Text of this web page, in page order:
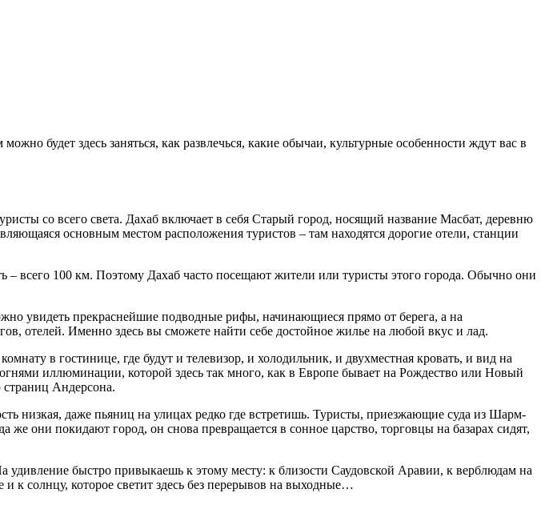
будет здесь заняться, как развлечься, какие обычаи, культурные особенности ждут вас в
со всего света. Дахаб включает в себя Старый город, носящий название Масбат, деревню
основным местом расположения туристов – там находятся дорогие отели, станции
всего 100 км. Поэтому Дахаб часто посещают жители или туристы этого города. Обычно они
увидеть прекраснейшие подводные рифы, начинающиеся прямо от берега, а на
отелей. Именно здесь вы сможете найти себе достойное жилье на любой вкус и лад.
в гостинице, где будут и телевизор, и холодильник, и двухместная кровать, и вид на
иллюминации, которой здесь так много, как в Европе бывает на Рождество или Новый
страниц Андерсона.
низкая, даже пьяниц на улицах редко где встретишь. Туристы, приезжающие суда из Шарм-
они покидают город, он снова превращается в сонное царство, торговцы на базарах сидят,
быстро привыкаешь к этому месту: к близости Саудовской Аравии, к верблюдам на
к солнцу, которое светит здесь без перерывов на выходные…